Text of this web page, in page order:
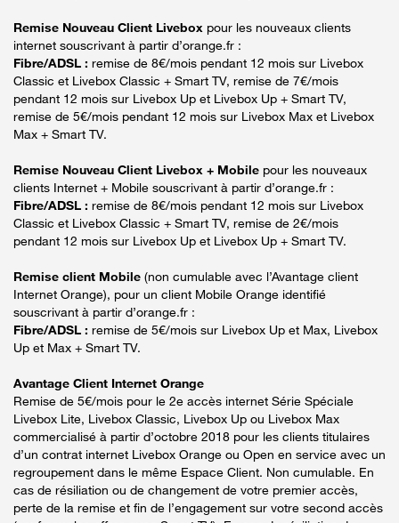
Remise Nouveau Client Livebox pour les nouveaux clients
internet souscrivant à partir d’orange.fr :
Fibre/ADSL : remise de 8€/mois pendant 12 mois sur Livebox
Classic et Livebox Classic + Smart TV, remise de 7€/mois
pendant 12 mois sur Livebox Up et Livebox Up + Smart TV,
remise de 5€/mois pendant 12 mois sur Livebox Max et Livebox
Max + Smart TV.
Remise Nouveau Client Livebox + Mobile pour les nouveaux
clients Internet + Mobile souscrivant à partir d’orange.fr :
Fibre/ADSL : remise de 8€/mois pendant 12 mois sur Livebox
Classic et Livebox Classic + Smart TV, remise de 2€/mois
pendant 12 mois sur Livebox Up et Livebox Up + Smart TV.
Remise client Mobile (non cumulable avec l’Avantage client
Internet Orange), pour un client Mobile Orange identifié
souscrivant à partir d’orange.fr :
Fibre/ADSL : remise de 5€/mois sur Livebox Up et Max, Livebox
Up et Max + Smart TV.
Avantage Client Internet Orange
Remise de 5€/mois pour le 2e accès internet Série Spéciale
Livebox Lite, Livebox Classic, Livebox Up ou Livebox Max
commercialisé à partir d’octobre 2018 pour les clients titulaires
d’un contrat internet Livebox Orange ou Open en service avec un
regroupement dans le même Espace Client. Non cumulable. En
cas de résiliation ou de changement de votre premier accès,
perte de la remise et fin de l’engagement sur votre second accès